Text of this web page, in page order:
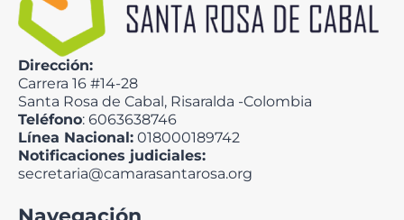
Dirección:
Carrera 16 #14-28
Santa Rosa de Cabal, Risaralda -Colombia
Teléfono: 6063638746
Línea Nacional: 018000189742
Notificaciones judiciales:
secretaria@camarasantarosa.org